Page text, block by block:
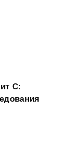
C: